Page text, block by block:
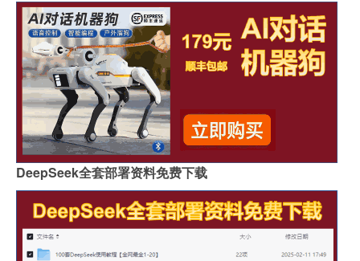
DeepSeek全套部署资料免费下载